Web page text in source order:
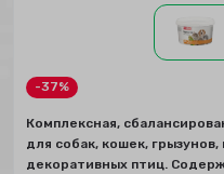
-37%
Комплексная,
для собак, кошек, грызунов,
декоративных птиц.